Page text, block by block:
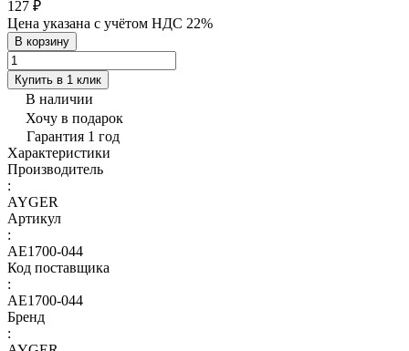
127 ₽
Цена указана с учётом НДС 22%
В корзину
Купить в 1 клик
В наличии
Хочу в подарок
Гарантия 1 год
Характеристики
Производитель
:
AYGER
Артикул
:
AE1700-044
Код поставщика
:
AE1700-044
Бренд
: